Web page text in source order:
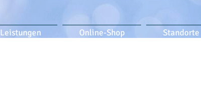
Leistungen Online-Shop Standorte